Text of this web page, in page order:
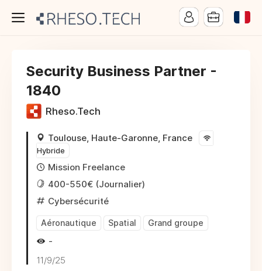
Security Business Partner -
1840
Rheso.Tech
Toulouse, Haute-Garonne, France
Hybride
Mission Freelance
400-550€ (Journalier)
Cybersécurité
Aéronautique Spatial Grand groupe
-
11/9/25